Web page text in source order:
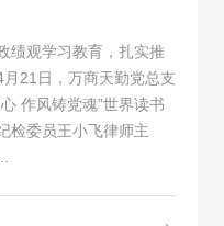
绩观学习教育，扎实推
21日，万商天勤党总支
作风铸党魂”世界读书
检委员王小飞律师主